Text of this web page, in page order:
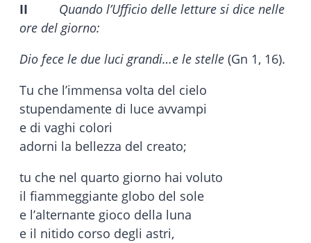
II
Quando l’Ufficio delle letture si dice nelle
ore del giorno:
Dio fece le due luci grandi…e le stelle (Gn 1, 16).
Tu che l’immensa volta del cielo
stupendamente di luce avvampi
e di vaghi colori
adorni la bellezza del creato;
tu che nel quarto giorno hai voluto
il fiammeggiante globo del sole
e l’alternante gioco della luna
e il nitido corso degli astri,